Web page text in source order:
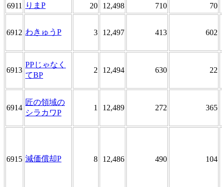
6911 りまP 20 12,498 710 70
6912 わきゅうP 3 12,497 413 602
6913
PPじゃなく
てBP
2 12,494 630 22
6914
匠の領域の
シラカワP
1 12,489 272 365
6915 減価償却P 8 12,486 490 104